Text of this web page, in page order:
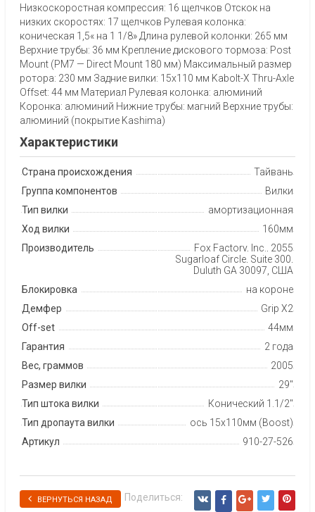
Низкоскоростная компрессия: 16 щелчков Отскок на
низких скоростях: 17 щелчков Рулевая колонка:
коническая 1,5« на 1 1/8» Длина рулевой колонки: 265 мм
Верхние трубы: 36 мм Крепление дискового тормоза: Post
Mount (PM7 — Direct Mount 180 мм) Максимальный размер
ротора: 230 мм Задние вилки: 15x110 мм Kabolt-X Thru-Axle
Offset: 44 мм Материал Рулевая колонка: алюминий
Коронка: алюминий Нижние трубы: магний Верхние трубы:
алюминий (покрытие Kashima)
Характеристики
Страна происхождения
Тайвань
Группа компонентов
Вилки
Тип вилки
амортизационная
Ход вилки
160мм
Производитель
Fox Factory, Inc., 2055
Sugarloaf Circle, Suite 300,
Duluth GA 30097, США
Блокировка
на короне
Демфер
Grip X2
Off-set
44мм
Гарантия
2 года
Вес, граммов
2005
Размер вилки
29"
Тип штока вилки
Конический 1.1/2"
Тип дропаута вилки
ось 15x110мм (Boost)
Артикул
910-27-526
ВЕРНУТЬСЯ НАЗАД Поделиться: